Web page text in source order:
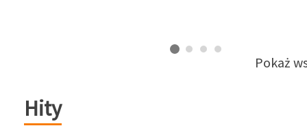
Pokaż
Hity